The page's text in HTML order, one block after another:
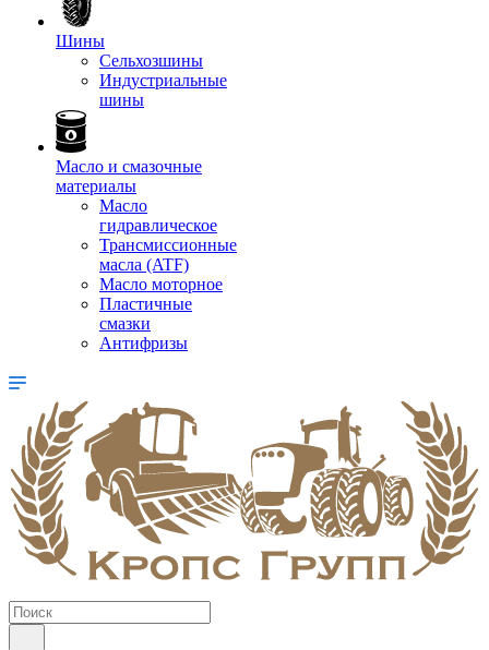
Шины
Сельхозшины
Индустриальные
шины
Масло и смазочные
материалы
Масло
гидравлическое
Трансмиссионные
масла (ATF)
Масло моторное
Пластичные
смазки
Антифризы